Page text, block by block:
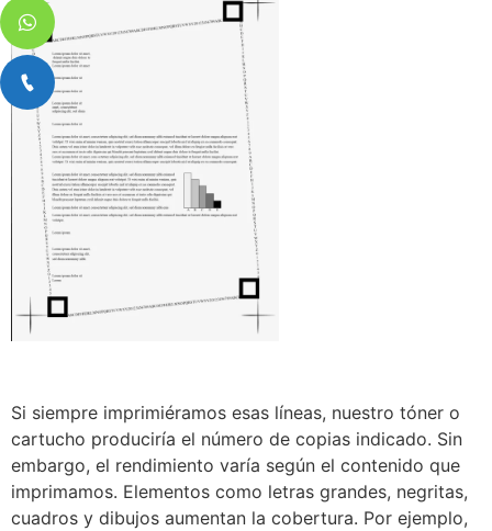
Si siempre imprimiéramos esas líneas, nuestro tóner o
cartucho produciría el número de copias indicado. Sin
embargo, el rendimiento varía según el contenido que
imprimamos. Elementos como letras grandes, negritas,
cuadros y dibujos aumentan la cobertura. Por ejemplo,